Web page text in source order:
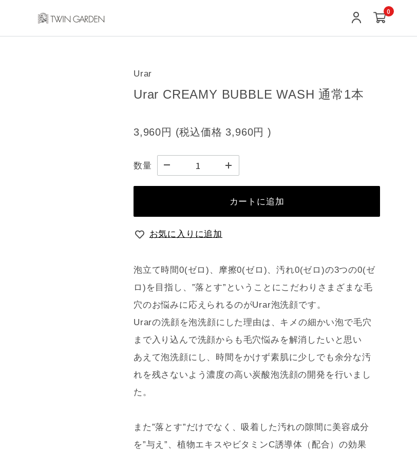
0
Urar
Urar CREAMY BUBBLE WASH 通常1本
3,960円 (税込価格 3,960円 )
数量
カートに追加
お気に入りに追加
泡立て時間0(ゼロ)、摩擦0(ゼロ)、汚れ0(ゼロ)の3つの0(ゼ
ロ)を目指し、”落とす”ということにこだわりさまざまな毛
穴のお悩みに応えられるのがUrar泡洗顔です。
Urarの洗顔を泡洗顔にした理由は、キメの細かい泡で毛穴
まで入り込んで洗顔からも毛穴悩みを解消したいと思い
あえて泡洗顔にし、時間をかけず素肌に少しでも余分な汚
れを残さないよう濃度の高い炭酸泡洗顔の開発を行いまし
た。
また”落とす”だけでなく、吸着した汚れの隙間に美容成分
を”与え”、植物エキスやビタミンC誘導体（配合）の効果